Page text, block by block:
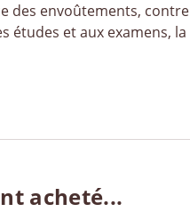
des envoûtements, contre
études et aux examens, la
acheté...